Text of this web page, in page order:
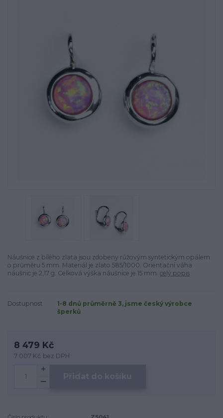
Náušnice z bílého zlata jsou zdobeny růžovým syntetickým opálem
o průměru 5 mm. Materiál je zlato 585/1000. Orientační váha
náušnic je 2,17 g. Celková výška náušnice je 15 mm. celý popis
Dostupnost
1-8 dnů průměrně 3, jsme český výrobce
šperků
8 479 Kč
7 007 Kč bez DPH